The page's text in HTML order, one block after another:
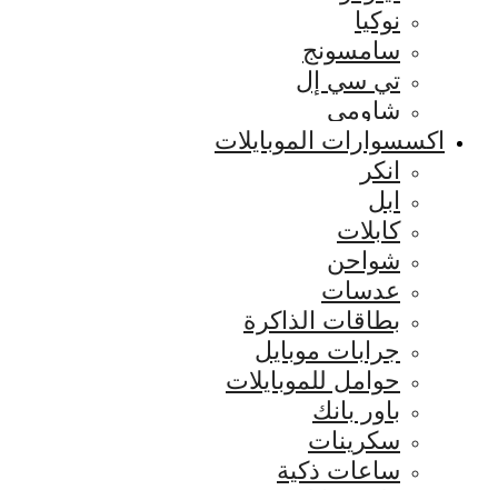
نوكيا
سامسونج
تي سي إل
شاومي
اكسسوارات الموبايلات
انكر
ابل
كابلات
شواحن
عدسات
بطاقات الذاكرة
جرابات موبايل
حوامل للموبايلات
باور بانك
سكرينات
ساعات ذكية